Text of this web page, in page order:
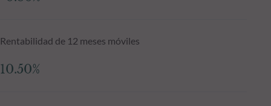
Rentabilidad de 12 meses móviles
10.50%